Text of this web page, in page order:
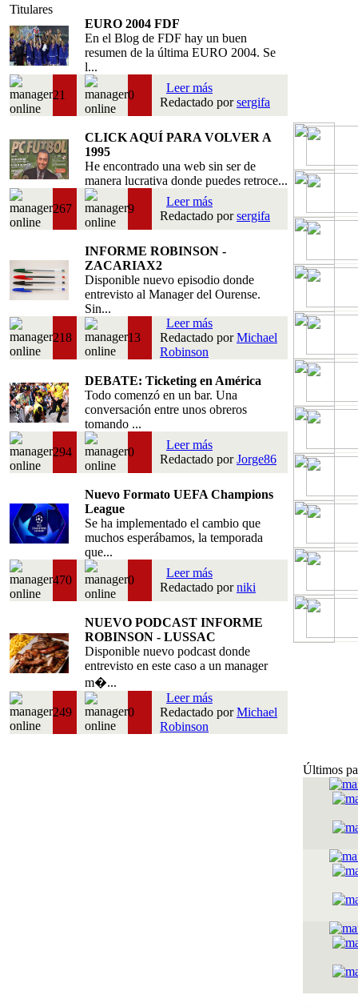
Titulares
EURO 2004 FDF
En el Blog de FDF hay un buen
resumen de la última EURO 2004. Se
l...
21 0
Leer más
Redactado porsergifa
CLICK AQUÍ PARA VOLVER A
1995
He encontrado una web sin ser de
manera lucrativa donde puedes retroce...
267 9
Leer más
Redactado porsergifa
INFORME ROBINSON -
ZACARIAX2
Disponible nuevo episodio donde
entrevisto al Manager del Ourense.
Sin...
218 13
Leer más
Redactado porMichael
Robinson
DEBATE: Ticketing en América
Todo comenzó en un bar. Una
conversación entre unos obreros
tomando ...
294 0
Leer más
Redactado porJorge86
Nuevo Formato UEFA Champions
League
Se ha implementado el cambio que
muchos esperábamos, la temporada
que...
470 0
Leer más
Redactado porniki
NUEVO PODCAST INFORME
ROBINSON - LUSSAC
Disponible nuevo podcast donde
entrevisto en este caso a un manager
m�...
249 0
Leer más
Redactado porMichael
Robinson
Últimos